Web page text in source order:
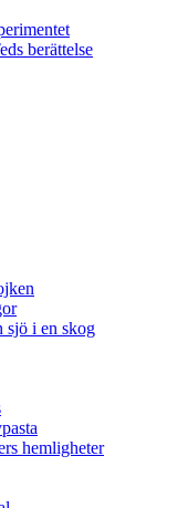
berättelse
sjö i en skog
hemligheter